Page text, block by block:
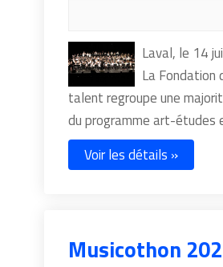
Laval, le 14
La Fondation
talent regroupe une
du programme art-études
Voir les détails »
Musicothon